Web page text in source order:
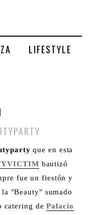
LIFESTYLE
que en esta
bautizó
fue un fiestón y
"Beauty" sumado
catering dePalacio